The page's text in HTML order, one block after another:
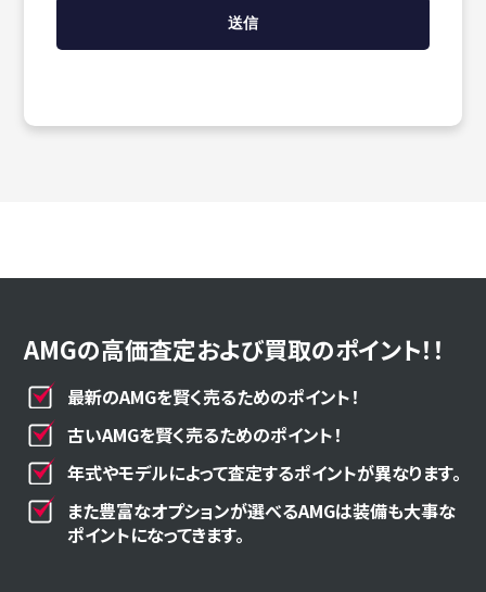
AMGの高価査定および買取のポイント！！
最新のAMGを賢く売るためのポイント！
古いAMGを賢く売るためのポイント！
年式やモデルによって査定するポイントが異なります。
また豊富なオプションが選べるAMGは装備も大事な
ポイントになってきます。